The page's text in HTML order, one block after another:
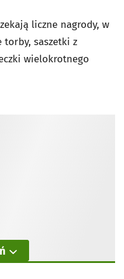
liczne nagrody, w
torby, saszetki z
wielokrotnego